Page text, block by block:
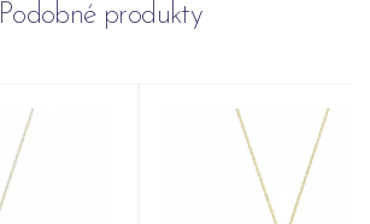
Podobné produkty